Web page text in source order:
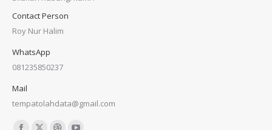
Contact Person
Roy Nur Halim
WhatsApp
081235850237
Mail
tempatolahdata@gmail.com
Find us on: